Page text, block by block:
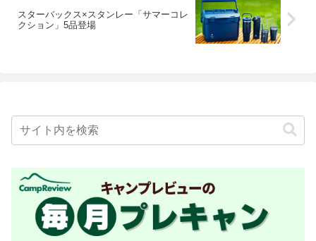
スターバックス×スタンレー「サマーコレ
クション」5品登場